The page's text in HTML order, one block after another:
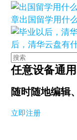
章出国留学用什
后，清华云盘有
任意设备通用
随时随地编辑
立即注册